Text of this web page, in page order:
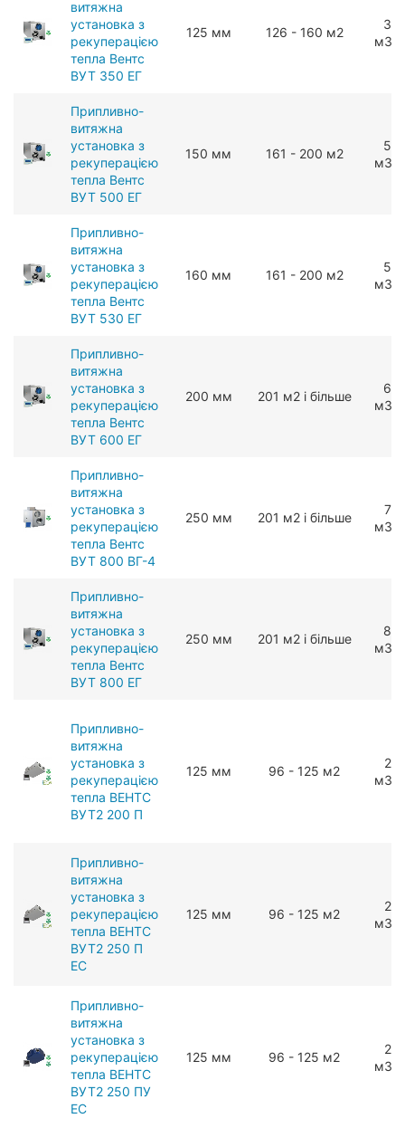
витяжна
установка з
рекуперацією
тепла Вентс
ВУТ 350 ЕГ
125 мм 126 - 160 м2
мЗ/
Припливно-
витяжна
установка з
рекуперацією
тепла Вентс
ВУТ 500 ЕГ
150 мм 161 - 200 м2
мЗ/
Припливно-
витяжна
установка з
рекуперацією
тепла Вентс
ВУТ 530 ЕГ
160 мм 161 - 200 м2
мЗ/
Припливно-
витяжна
установка з
рекуперацією
тепла Вентс
ВУТ 600 ЕГ
200 мм 201 м2 і більше
мЗ/
Припливно-
витяжна
установка з
рекуперацією
тепла Вентс
ВУТ 800 ВГ-4
250 мм 201 м2 і більше
мЗ/
Припливно-
витяжна
установка з
рекуперацією
тепла Вентс
ВУТ 800 ЕГ
250 мм 201 м2 і більше
мЗ/
Припливно-
витяжна
установка з
рекуперацією
тепла ВЕНТС
ВУТ2 200 П
125 мм 96 - 125 м2
мЗ/
Припливно-
витяжна
установка з
рекуперацією
тепла ВЕНТС
ВУТ2 250 П
ЕС
125 мм 96 - 125 м2
мЗ/
Припливно-
витяжна
установка з
рекуперацією
тепла ВЕНТС
ВУТ2 250 ПУ
ЕС
125 мм 96 - 125 м2
мЗ/